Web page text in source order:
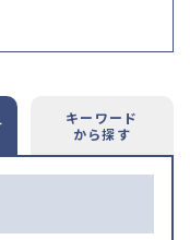
キーワード
から探す